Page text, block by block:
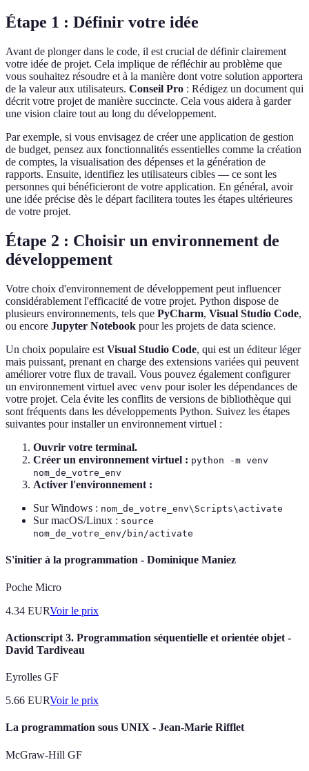
Étape 1 : Définir votre idée
Avant de plonger dans le code, il est crucial de définir clairement
votre idée de projet. Cela implique de réfléchir au problème que
vous souhaitez résoudre et à la manière dont votre solution apportera
de la valeur aux utilisateurs. Conseil Pro : Rédigez un document qui
décrit votre projet de manière succincte. Cela vous aidera à garder
une vision claire tout au long du développement.
Par exemple, si vous envisagez de créer une application de gestion
de budget, pensez aux fonctionnalités essentielles comme la création
de comptes, la visualisation des dépenses et la génération de
rapports. Ensuite, identifiez les utilisateurs cibles — ce sont les
personnes qui bénéficieront de votre application. En général, avoir
une idée précise dès le départ facilitera toutes les étapes ultérieures
de votre projet.
Étape 2 : Choisir un environnement de
développement
Votre choix d'environnement de développement peut influencer
considérablement l'efficacité de votre projet. Python dispose de
plusieurs environnements, tels que PyCharm, Visual Studio Code,
ou encore Jupyter Notebook pour les projets de data science.
Un choix populaire est Visual Studio Code, qui est un éditeur léger
mais puissant, prenant en charge des extensions variées qui peuvent
améliorer votre flux de travail. Vous pouvez également configurer
un environnement virtuel avec venv pour isoler les dépendances de
votre projet. Cela évite les conflits de versions de bibliothèque qui
sont fréquents dans les développements Python. Suivez les étapes
suivantes pour installer un environnement virtuel :
Ouvrir votre terminal.
Créer un environnement virtuel : python -m venv
nom_de_votre_env
Activer l'environnement :
Sur Windows : nom_de_votre_env\Scripts\activate
Sur macOS/Linux : source
nom_de_votre_env/bin/activate
S'initier à la programmation - Dominique Maniez
Poche Micro
4.34 EURVoir le prix
Actionscript 3. Programmation séquentielle et orientée objet -
David Tardiveau
Eyrolles GF
5.66 EURVoir le prix
La programmation sous UNIX - Jean-Marie Rifflet
McGraw-Hill GF